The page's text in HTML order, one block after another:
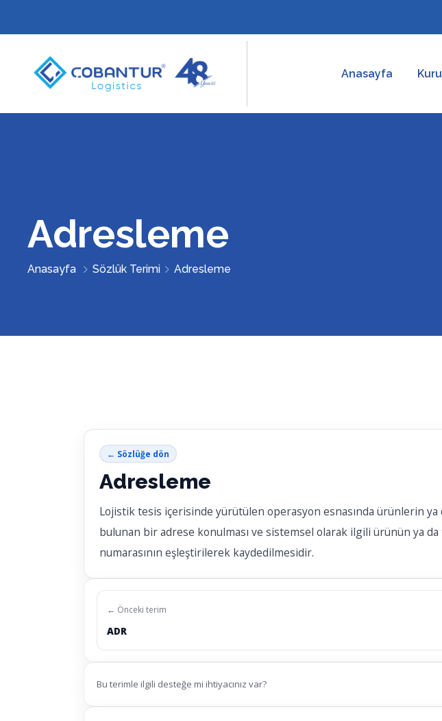
Anasayfa
Adresleme
Anasayfa Sözlük Terimi Adresleme
← Sözlüğe dön
Adresleme
Lojistik tesis içerisinde yürütülen operasyon esnasında ürünlerin
bulunan bir adrese konulması ve sistemsel olarak ilgili ürünün ya
numarasının eşleştirilerek kaydedilmesidir.
← Önceki terim
ADR
Bu terimle ilgili desteğe mi ihtiyacınız var?